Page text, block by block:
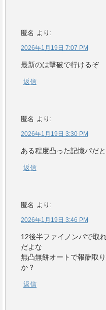
匿名 より:
2026年1月19日 7:07 PM
最新のは撃破で行けるぞ
返信
匿名 より:
2026年1月19日 3:30 PM
ある程度凸った記憶パだ
返信
匿名 より:
2026年1月19日 3:46 PM
12後半ファイノンパで取
だよな
無凸無餅オートで報酬取
か？
返信